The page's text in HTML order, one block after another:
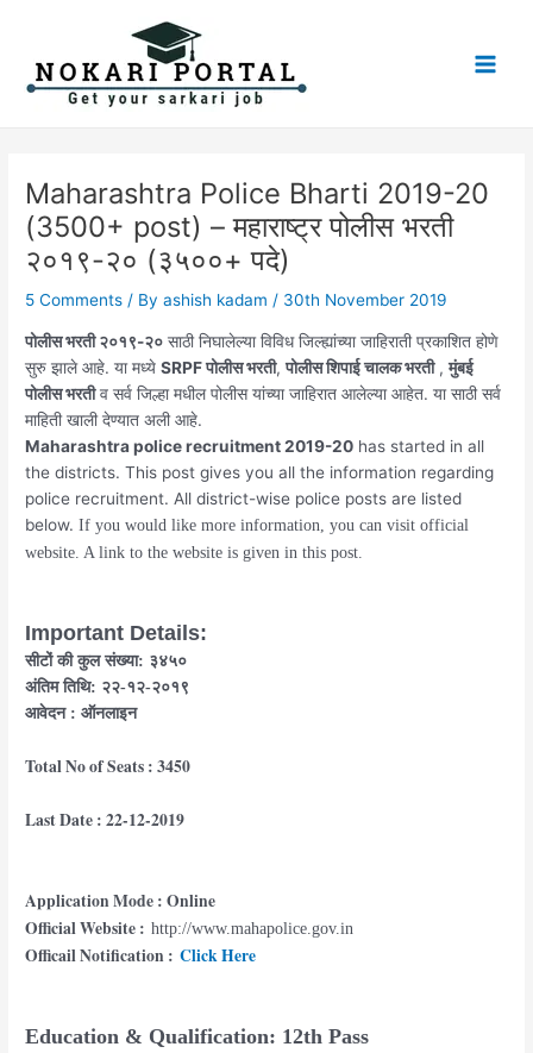
content
Maharashtra Police Bharti 2019-20
(3500+ post) – महाराष्ट्र पोलीस भरती
२०१९-२० (३५००+ पदे)
5 Comments / Byashish kadam/ 30th November 2019
पोलीस भरती २०१९-२० साठी निघालेल्या विविध जिल्ह्यांच्या जाहिराती प्रकाशित होणे
सुरु झाले आहे. या मध्येSRPF पोलीस भरती,पोलीस शिपाई चालक भरती,मुंबई
पोलीस भरतीव सर्व जिल्हा मधील पोलीस यांच्या जाहिरात आलेल्या आहेत. या साठी सर्व
माहिती खाली देण्यात अली आहे.
Maharashtra police recruitment 2019-20 has started in all
the districts. This post gives you all the information regarding
police recruitment. All district-wise police posts are listed
below.If you would like more information, you can visit official
website. A link to the website is given in this post.
Important Details:
सीटों की कुल संख्या: ३४५०
अंतिम तिथि: २२-१२-२०१९
आवेदन : ऑनलाइन
Total No of Seats : 3450
Last Date : 22-12-2019
Application Mode : Online
Official Website :http://www.mahapolice.gov.in
Officail Notification :Click Here
Education & Qualification: 12th Pass